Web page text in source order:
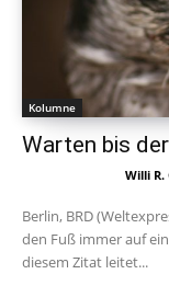
Kolumne
Warten bis
Willi
Berlin, BRD
den Fuß immer auf
diesem Zitat leitet...